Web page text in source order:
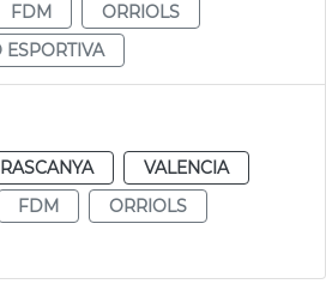
FDM
ORRIOLS
ESPORTIVA
RASCANYA
VALENCIA
FDM
ORRIOLS